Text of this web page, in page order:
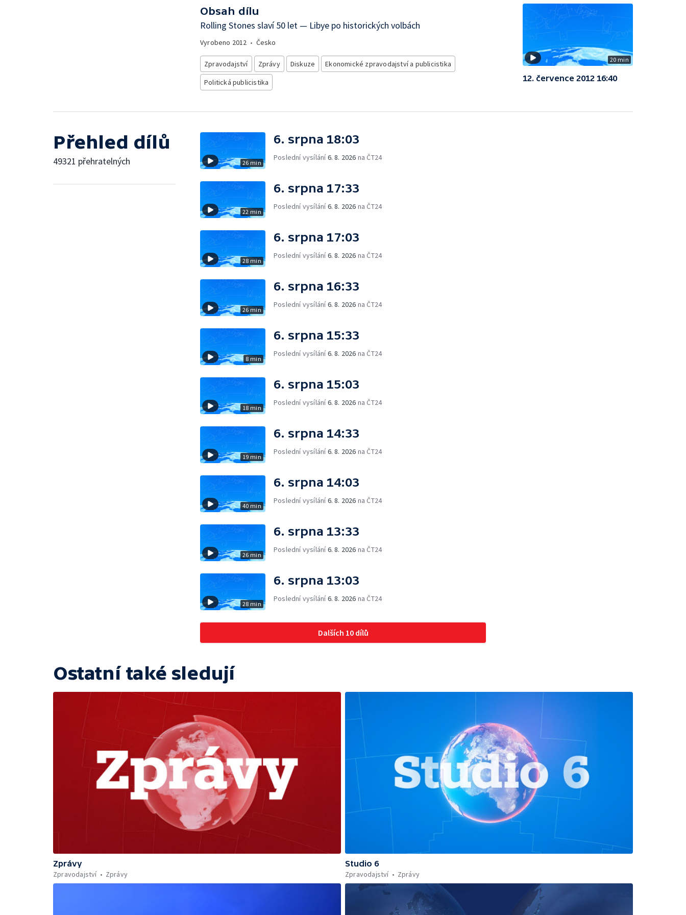
Obsah dílu
Rolling Stones slaví 50 let — Libye po historických volbách
Vyrobeno 2012 • Česko
Zpravodajství Zprávy Diskuze
Ekonomické zpravodajství a publicistika
Politická publicistika
20 min
12. července 2012 16:40
Přehled dílů
49321 přehratelných 26 min
6. srpna 18:03
Poslední vysílání6. 8. 2026 na ČT24
22 min
6. srpna 17:33
Poslední vysílání6. 8. 2026 na ČT24
28 min
6. srpna 17:03
Poslední vysílání6. 8. 2026 na ČT24
26 min
6. srpna 16:33
Poslední vysílání6. 8. 2026 na ČT24
8 min
6. srpna 15:33
Poslední vysílání6. 8. 2026 na ČT24
18 min
6. srpna 15:03
Poslední vysílání6. 8. 2026 na ČT24
19 min
6. srpna 14:33
Poslední vysílání6. 8. 2026 na ČT24
40 min
6. srpna 14:03
Poslední vysílání6. 8. 2026 na ČT24
26 min
6. srpna 13:33
Poslední vysílání6. 8. 2026 na ČT24
28 min
6. srpna 13:03
Poslední vysílání6. 8. 2026 na ČT24
Dalších 10 dílů
Ostatní také sledují
Zprávy
Zpravodajství
Zprávy
Studio 6
Zpravodajství
Zprávy